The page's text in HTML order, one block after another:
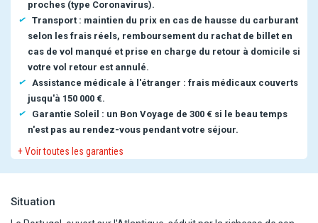
proches (type Coronavirus).
Transport : maintien du prix en cas de hausse du carburant
selon les frais réels, remboursement du rachat de billet en
cas de vol manqué et prise en charge du retour à domicile si
votre vol retour est annulé.
Assistance médicale à l'étranger : frais médicaux couverts
jusqu'à 150 000 €.
Garantie Soleil : un Bon Voyage de 300 € si le beau temps
n'est pas au rendez-vous pendant votre séjour.
+ Voir toutes les garanties
Situation